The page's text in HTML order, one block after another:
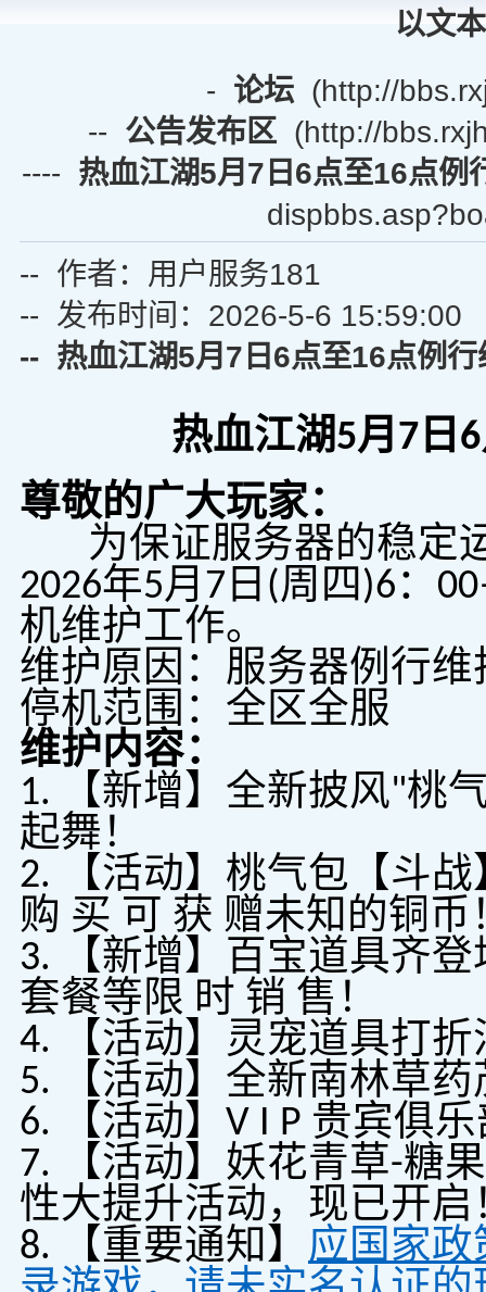
以文
- 论坛(http://
-- 公告发布区(http://
---- 热血江湖5月7日6点至16点例
-- 作者：用户服务181
-- 发布时间：2026-5-6 15:59:00
-- 热血江湖5月7日6点至16点例行
热血江湖5月7日
尊敬的广大玩家：
为保证服务器的稳定
2026年5月7日(周四)6：
机维护工作。
维护原因：服务器例行维
停机范围：全区全服
维护内容：
1. 【新增】全新披风"桃
起舞！
2. 【活动】桃气包【斗
购 买 可 获 赠未知的铜币
3. 【新增】百宝道具齐
套餐等限 时 销 售！
4. 【活动】灵宠道具打
5. 【活动】全新南林草
6. 【活动】V I P 贵宾俱
7. 【活动】妖花青草-糖
性大提升活动，现已开启
8. 【重要通知】 应国家政